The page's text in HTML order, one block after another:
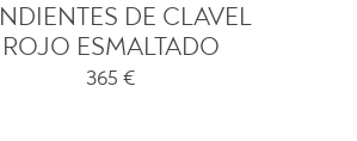
DE CLAVEL
ROJO ESMALTADO
365 €